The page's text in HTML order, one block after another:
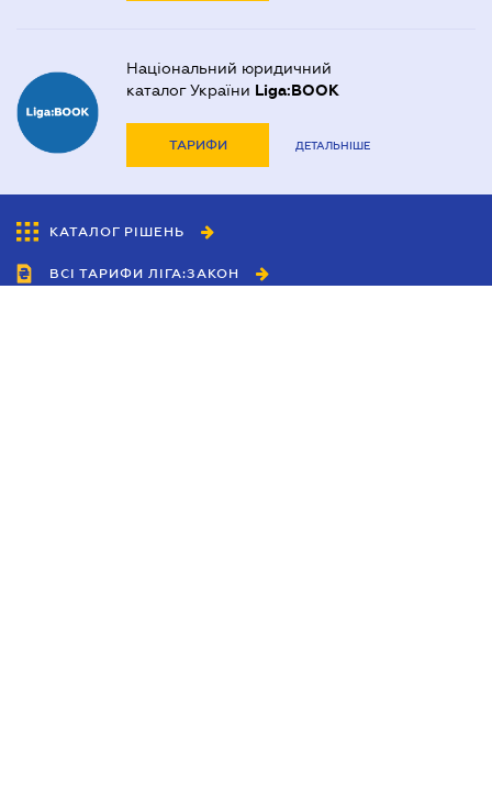
Національний юридичний
каталог України Liga:BOOK
ТАРИФИ ДЕТАЛЬНІШЕ
КАТАЛОГ РІШЕНЬ
ВСІ ТАРИФИ ЛІГА:ЗАКОН